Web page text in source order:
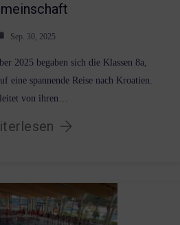
Sep. 30, 2025
2025 begaben sich die Klassen 8a,
eine spannende Reise nach Kroatien.
von ihren…